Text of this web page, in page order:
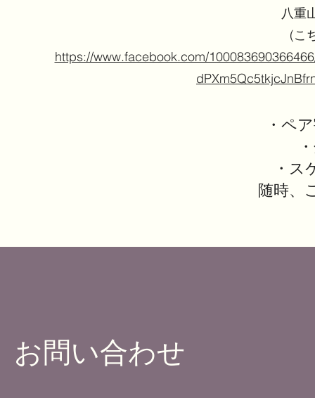
八重
​(こ
https://www.facebook.com/
・ペ
・ス
随時、
お問い合わせ